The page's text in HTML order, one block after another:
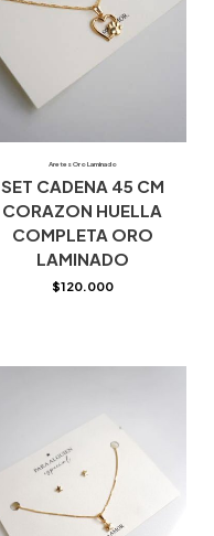
Aretes Oro Laminado
SET CADENA 45 CM
CORAZON HUELLA
COMPLETA ORO
LAMINADO
$120.000